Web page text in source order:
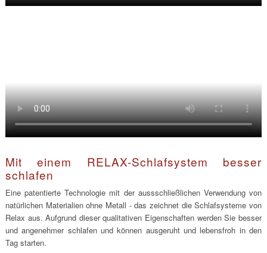
Mit einem RELAX-Schlafsystem besser
schlafen
Eine patentierte Technologie mit der aussschließlichen Verwendung von
natürlichen Materialien ohne Metall - das zeichnet die Schlafsysteme von
Relax aus. Aufgrund dieser qualitativen Eigenschaften werden Sie besser
und angenehmer schlafen und können ausgeruht und lebensfroh in den
Tag starten.